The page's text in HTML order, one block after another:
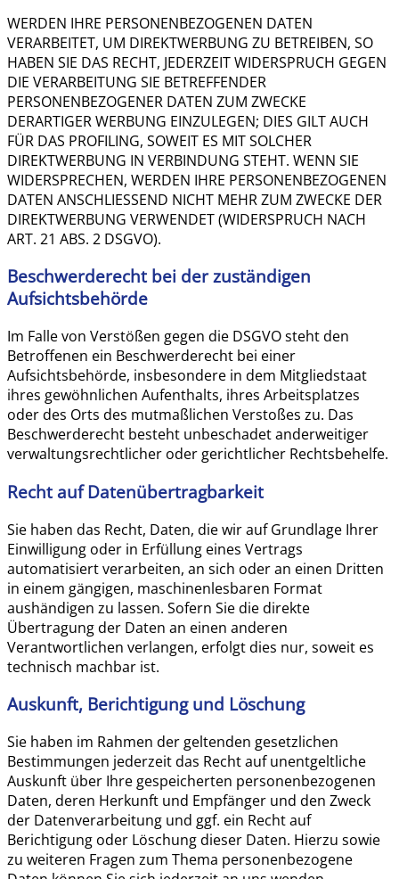
WERDEN IHRE PERSONENBEZOGENEN DATEN
VERARBEITET, UM DIREKTWERBUNG ZU BETREIBEN, SO
HABEN SIE DAS RECHT, JEDERZEIT WIDERSPRUCH GEGEN
DIE VERARBEITUNG SIE BETREFFENDER
PERSONENBEZOGENER DATEN ZUM ZWECKE
DERARTIGER WERBUNG EINZULEGEN; DIES GILT AUCH
FÜR DAS PROFILING, SOWEIT ES MIT SOLCHER
DIREKTWERBUNG IN VERBINDUNG STEHT. WENN SIE
WIDERSPRECHEN, WERDEN IHRE PERSONENBEZOGENEN
DATEN ANSCHLIESSEND NICHT MEHR ZUM ZWECKE DER
DIREKTWERBUNG VERWENDET (WIDERSPRUCH NACH
ART. 21 ABS. 2 DSGVO).
Beschwerde­recht bei der zuständigen
Aufsichts­behörde
Im Falle von Verstößen gegen die DSGVO steht den
Betroffenen ein Beschwerderecht bei einer
Aufsichtsbehörde, insbesondere in dem Mitgliedstaat
ihres gewöhnlichen Aufenthalts, ihres Arbeitsplatzes
oder des Orts des mutmaßlichen Verstoßes zu. Das
Beschwerderecht besteht unbeschadet anderweitiger
verwaltungsrechtlicher oder gerichtlicher Rechtsbehelfe.
Recht auf Daten­übertrag­barkeit
Sie haben das Recht, Daten, die wir auf Grundlage Ihrer
Einwilligung oder in Erfüllung eines Vertrags
automatisiert verarbeiten, an sich oder an einen Dritten
in einem gängigen, maschinenlesbaren Format
aushändigen zu lassen. Sofern Sie die direkte
Übertragung der Daten an einen anderen
Verantwortlichen verlangen, erfolgt dies nur, soweit es
technisch machbar ist.
Auskunft, Berichtigung und Löschung
Sie haben im Rahmen der geltenden gesetzlichen
Bestimmungen jederzeit das Recht auf unentgeltliche
Auskunft über Ihre gespeicherten personenbezogenen
Daten, deren Herkunft und Empfänger und den Zweck
der Datenverarbeitung und ggf. ein Recht auf
Berichtigung oder Löschung dieser Daten. Hierzu sowie
zu weiteren Fragen zum Thema personenbezogene